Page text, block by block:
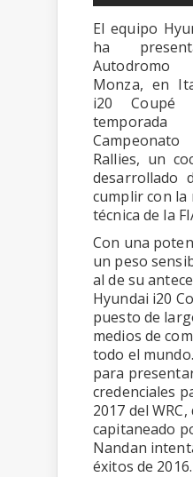
El equipo
ha
Monza, en
i20 Coupé
Rallies, un
desarrollado
cumplir con la
técnica de la
Con una
un peso
al de su
Hyundai i20
puesto de
medios de
todo el
para
credenciales
2017 del
capitaneado
Nandan
éxitos de 2016.